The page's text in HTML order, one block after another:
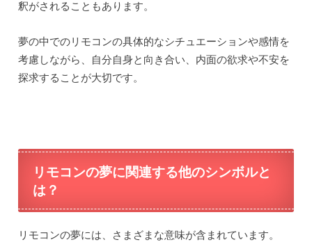
釈がされることもあります。
夢の中でのリモコンの具体的なシチュエーションや感情を
考慮しながら、自分自身と向き合い、内面の欲求や不安を
探求することが大切です。
リモコンの夢に関連する他のシンボルと
は？
リモコンの夢には、さまざまな意味が含まれています。